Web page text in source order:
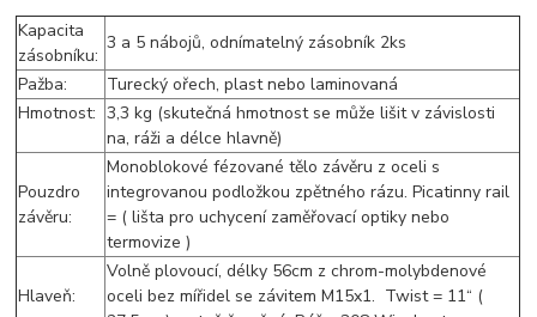
Kapacita
zásobníku:
3 a 5 nábojů, odnímatelný zásobník 2ks
Pažba:
Turecký ořech, plast nebo laminovaná
Hmotnost: 3,3 kg (skutečná hmotnost se může lišit v závislosti
na, ráži a délce hlavně)
Pouzdro
závěru:
Monoblokové fézované tělo závěru z oceli s
integrovanou podložkou zpětného rázu. Picatinny rail
= ( lišta pro uchycení zaměřovací optiky nebo
termovize )
Hlaveň:
Volně plovoucí, délky 56cm z chrom-molybdenové
oceli bez mířidel se závitem M15x1. Twist = 11“ (